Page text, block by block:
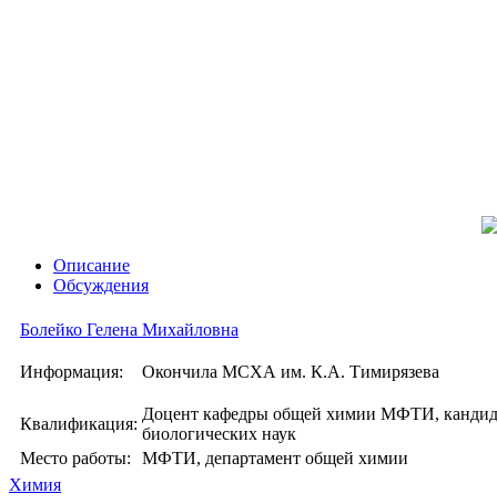
Описание
Обсуждения
Болейко Гелена Михайловна
Информация: Окончила МСХА им. К.А. Тимирязева
Квалификация:
Доцент кафедры общей химии МФТИ,
биологических наук
Место работы:
МФТИ, департамент общей химии
Химия